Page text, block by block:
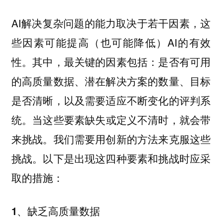
AI解决复杂问题的能力取决于若干因素，这
些因素可能提高（也可能降低）AI的有效
性。其中，最关键的因素包括： 是否有可用
的高质量数据、潜在解决方案的数量、目标
是否清晰，以及需要适应不断变化的评判系
统。 当这些要素缺失或定义不清时，就会带
来挑战。我们需要用创新的方法来克服这些
挑战。以下是出现这四种要素和挑战时应采
取的措施：
1、缺乏高质量数据